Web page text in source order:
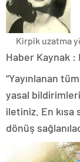
Kirpik uzatma
Haber Kaynak :
“Yayınlanan
yasal
iletiniz. En
dönüş